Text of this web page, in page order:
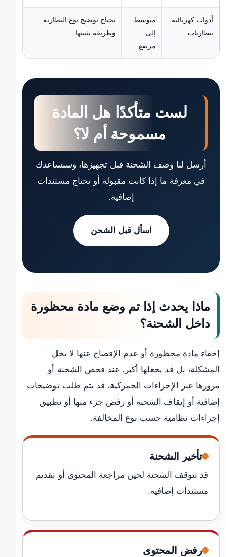
أدوات كهربائية
ببطاريات
متوسط
إلى
مرتفع
تحتاج توضيح نوع البطارية
وطريقة تثبيتها.
لست متأكدًا هل المادة
مسموحة أم لا؟
أرسل لنا وصف الشحنة قبل تجهيزها، وسنساعدك
في معرفة ما إذا كانت مقبولة أو تحتاج مستندات
إضافية.
اسأل قبل الشحن
ماذا يحدث إذا تم وضع مادة محظورة
داخل الشحنة؟
إخفاء مادة محظورة أو عدم الإفصاح عنها لا يحل
المشكلة، بل قد يجعلها أكبر. عند فحص الشحنة أو
مرورها عبر الإجراءات الجمركية، قد يتم طلب توضيحات
إضافية أو إيقاف الشحنة أو رفض جزء منها أو تطبيق
إجراءات نظامية حسب نوع المخالفة.
تأخير الشحنة
قد تتوقف الشحنة لحين مراجعة المحتوى أو تقديم
مستندات إضافية.
رفض المحتوى